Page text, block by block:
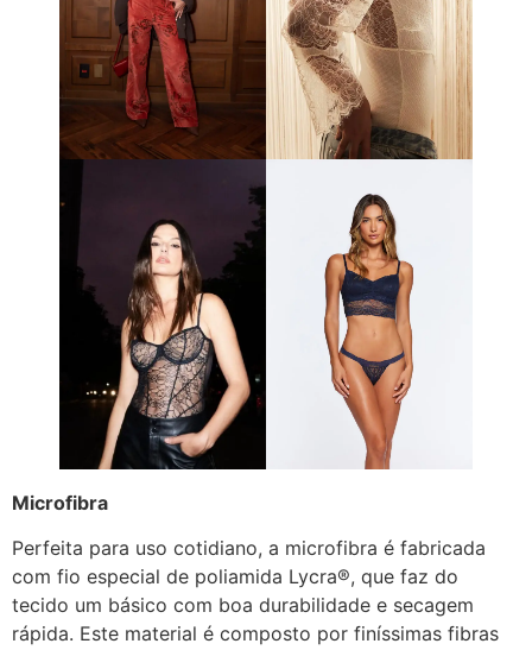
Microfibra
Perfeita para uso cotidiano, a microfibra é fabricada
com fio especial de poliamida Lycra®, que faz do
tecido um básico com boa durabilidade e secagem
rápida. Este material é composto por finíssimas fibras